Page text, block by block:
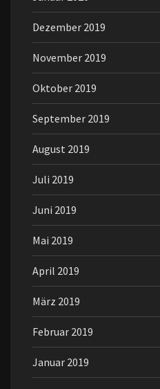
Dezember 2019
November 2019
Oktober 2019
September 2019
August 2019
Juli 2019
Juni 2019
Mai 2019
April 2019
März 2019
Februar 2019
Januar 2019